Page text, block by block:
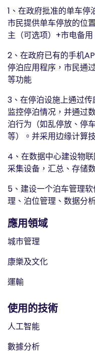
1、在政府批准的单车
市民提供单车停放的位
主（可选项）+市电备
2、在政府已有的手机
停泊应用程序，市民通
等功能
3、在停泊设施上通过
监控停泊情况，并通过
泊行为（如乱停放、停
等）。并采用边缘计算
4、在数据中心建设物
采集设备，汇总、存储
5、建设一个泊车管理
理、泊位管理、数据分
應用領域
城市管理
康樂及文化
運輸
使用的技術
人工智能
數據分析